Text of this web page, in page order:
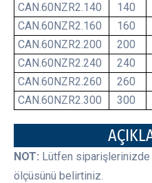
CAN.60NZR2.140
140
CAN.60NZR2.160
160
CAN.60NZR2.200
200
CAN.60NZR2.240
240
CAN.60NZR2.260
260
CAN.60NZR2.300
300
NOT: Lütfen siparişlerinizde
ölçüsünü belirtiniz.